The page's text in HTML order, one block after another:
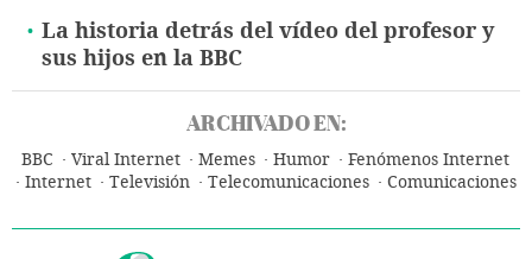
La historia detrás del vídeo del profesor y
sus hijos en la BBC
ARCHIVADO EN:
BBC Viral Internet Memes Humor
Fenómenos Internet
Internet
Televisión Telecomunicaciones Comunicaciones